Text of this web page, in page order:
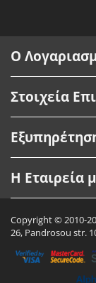
Ο
Στοιχεία
Η Εταιρεία
Copyright © 2010-
26, Pandrosou str.